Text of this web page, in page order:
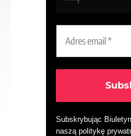
Subskrybując
naszą politykę